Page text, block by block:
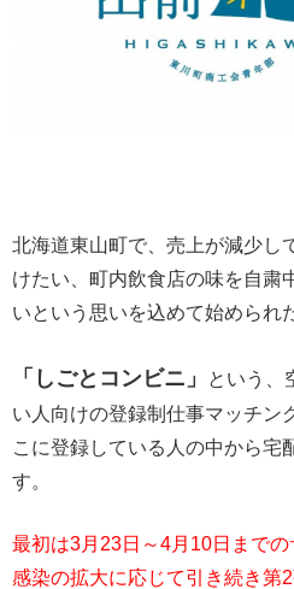
北海道東山町で、売上が減少し
けたい、町内飲食店の味を自粛
いという思いを込めて始められ
「しごとコンビニ」
という、
い人向けの登録制仕事マッチン
こに登録している人の中から宅
す。
最初は3月23日～4月10日まで
感染の拡大に応じて引き続き第